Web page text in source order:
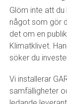
Glöm inte att
något som gör
det om en
Klimatklivet.
söker du
Vi installerar
samfälligheter